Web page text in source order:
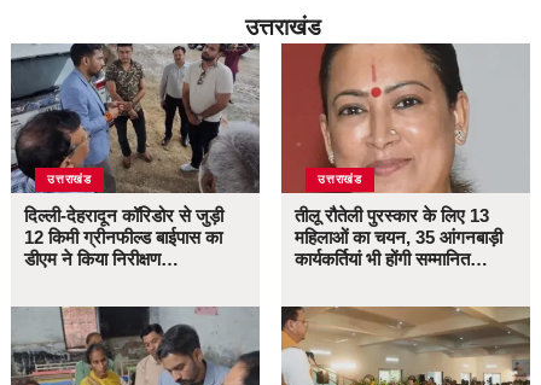
उत्तराखंड
उत्तराखंड
दिल्ली-देहरादून कॉरिडोर से जुड़ी
12 किमी ग्रीनफील्ड बाईपास का
डीएम ने किया निरीक्षण…
उत्तराखंड
तीलू रौतेली पुरस्कार के लिए 13
महिलाओं का चयन, 35 आंगनबाड़ी
कार्यकर्तियां भी होंगी सम्मानित…